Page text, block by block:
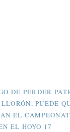
DE PERDER
PUEDE
EL
EL HOYO 17